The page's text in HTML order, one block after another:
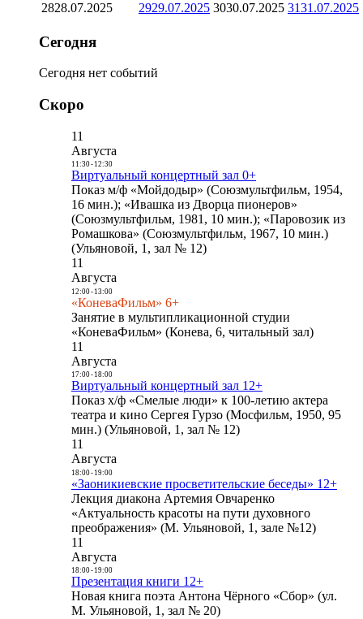
2828.07.2025 2929.07.2025 3030.07.2025 3131.07.2025
Сегодня
Сегодня нет событий
Скоро
11
Августа
11:30- 12:30
Виртуальный концертный зал 0+
Показ м/ф «Мойдодыр» (Союзмультфильм, 1954,
16 мин.); «Ивашка из Дворца пионеров»
(Союзмультфильм, 1981, 10 мин.); «Паровозик из
Ромашкова» (Союзмультфильм, 1967, 10 мин.)
(Ульяновой, 1, зал № 12)
11
Августа
12:00- 13:00
«КоневаФильм» 6+
Занятие в мультипликационной студии
«КоневаФильм» (Конева, 6, читальный зал)
11
Августа
17:00- 18:00
Виртуальный концертный зал 12+
Показ х/ф «Смелые люди» к 100-летию актера
театра и кино Сергея Гурзо (Мосфильм, 1950, 95
мин.) (Ульяновой, 1, зал № 12)
11
Августа
18:00- 19:00
«Заоникиевские просветительские беседы» 12+
Лекция диакона Артемия Овчаренко
«Актуальность красоты на пути духовного
преображения» (М. Ульяновой, 1, зале №12)
11
Августа
18:00- 19:00
Презентация книги 12+
Новая книга поэта Антона Чёрного «Сбор» (ул.
М. Ульяновой, 1, зал № 20)